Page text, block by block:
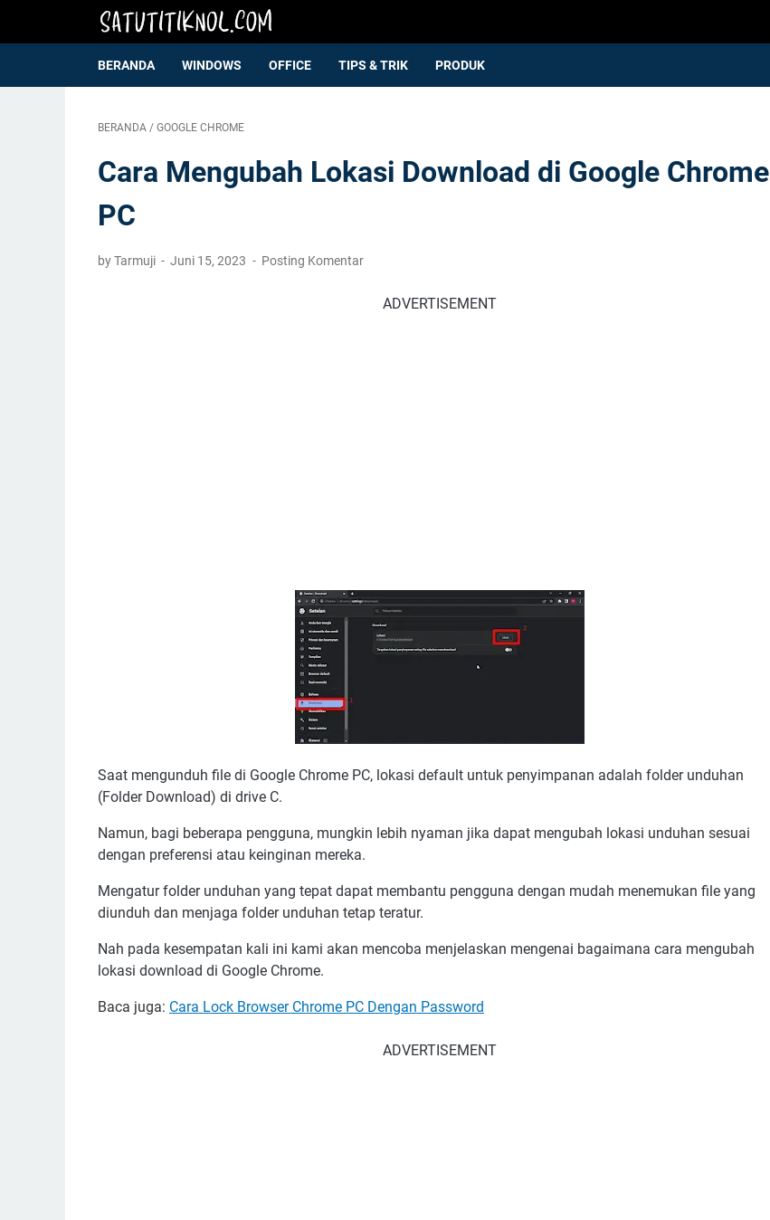
BERANDA WINDOWS OFFICE TIPS & TRIK PRODUK
BERANDA / GOOGLE CHROME
Cara Mengubah Lokasi Download di Google Chrome
PC
by Tarmuji Juni 15, 2023 Posting Komentar
ADVERTISEMENT
Saat mengunduh file di Google Chrome PC, lokasi default untuk penyimpanan adalah folder unduhan
(Folder Download) di drive C.
Namun, bagi beberapa pengguna, mungkin lebih nyaman jika dapat mengubah lokasi unduhan sesuai
dengan preferensi atau keinginan mereka.
Mengatur folder unduhan yang tepat dapat membantu pengguna dengan mudah menemukan file yang
diunduh dan menjaga folder unduhan tetap teratur.
Nah pada kesempatan kali ini kami akan mencoba menjelaskan mengenai bagaimana cara mengubah
lokasi download di Google Chrome.
Baca juga: Cara Lock Browser Chrome PC Dengan Password
ADVERTISEMENT